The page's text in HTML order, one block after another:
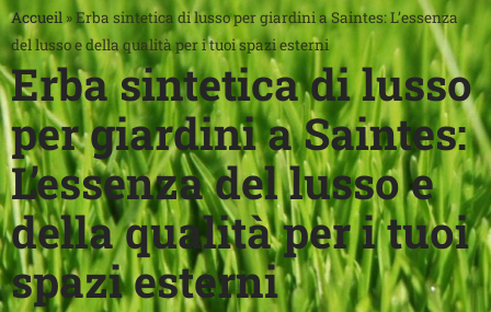
Accueil »Erba sintetica di lusso per giardini a Saintes: L’essenza
del lusso e della qualità per i tuoi spazi esterni
Erba sintetica di lusso
per giardini a Saintes:
L’essenza del lusso e
della qualità per i tuoi
spazi esterni